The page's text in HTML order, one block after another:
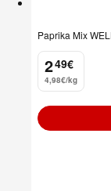
Paprika Mix
2
. 49€
4,98€/kg